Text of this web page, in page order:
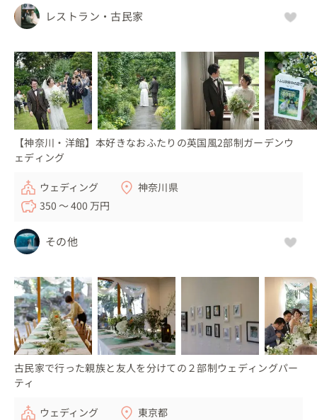
めです。
添いながらメニューを提案してくださいます。
「ゲストにお料理を楽しんでいただきたい」そんな想いの
カップル様にもぴったりですよ😋
レストラン・古民家
【神奈川・洋館】本好きなおふたりの英国風2部制ガーデンウ
ェディング
ウェディング
神奈川県
350 〜 400 万円
その他
古民家で行った親族と友人を分けての２部制ウェディングパー
ティ
ウェディング
東京都